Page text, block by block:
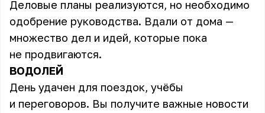
Деловые планы реализуются, но необходимо
одобрение руководства. Вдали от дома —
множество дел и идей, которые пока
не продвигаются.
ВОДОЛЕЙ
День удачен для поездок, учёбы
и переговоров. Вы получите важные новости